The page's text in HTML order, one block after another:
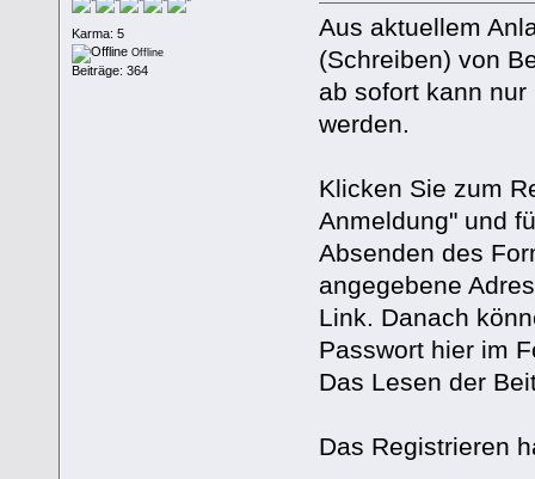
Karma: 5
Offline
Beiträge: 364
Aus aktuellem
(Schreiben) von
ab sofort kann
werden.
Klicken Sie zum
Anmeldung" und
Absenden des
angegebene
Link. Danach
Passwort hier im
Das Lesen der
Das Registrieren